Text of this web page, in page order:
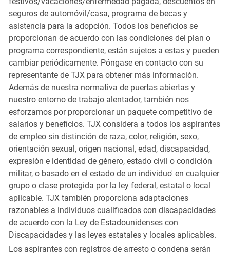
seguros de automóvil/casa, programa de becas y
asistencia para la adopción. Todos los beneficios se
proporcionan de acuerdo con las condiciones del plan o
programa correspondiente, están sujetos a estas y pueden
cambiar periódicamente. Póngase en contacto con su
representante de TJX para obtener más información.
Además de nuestra normativa de puertas abiertas y
nuestro entorno de trabajo alentador, también nos
esforzamos por proporcionar un paquete competitivo de
salarios y beneficios. TJX considera a todos los aspirantes
de empleo sin distinción de raza, color, religión, sexo,
orientación sexual, origen nacional, edad, discapacidad,
expresión e identidad de género, estado civil o condición
militar, o basado en el estado de un individuo' en cualquier
grupo o clase protegida por la ley federal, estatal o local
aplicable. TJX también proporciona adaptaciones
razonables a individuos cualificados con discapacidades
de acuerdo con la Ley de Estadounidenses con
Discapacidades y las leyes estatales y locales aplicables.
Los aspirantes con registros de arresto o condena serán